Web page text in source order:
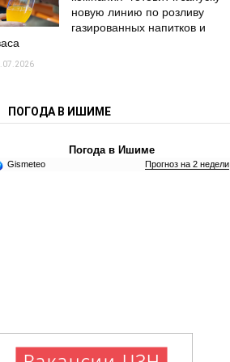
новую линию по розливу
газированных напитков и
ПОГОДА В ИШИМЕ
Погода в Ишиме
Gismeteo Прогноз на 2 недели